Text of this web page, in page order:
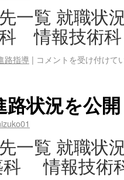
一覧 就職
情報技術科
路指導 | コメントを受け付けて
状況を公
一覧 就職
情報技術